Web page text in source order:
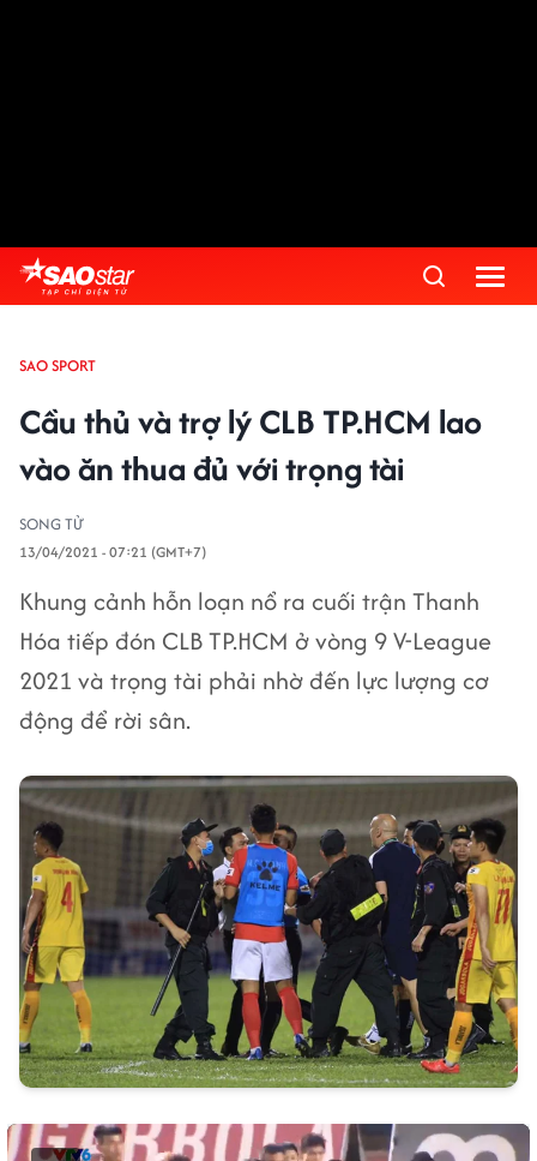
SAO SPORT
Cầu thủ và trợ lý CLB TP.HCM lao
vào ăn thua đủ với trọng tài
SONG TỬ
13/04/2021 - 07:21 (GMT+7)
Khung cảnh hỗn loạn nổ ra cuối trận Thanh
Hóa tiếp đón CLB TP.HCM ở vòng 9 V-League
2021 và trọng tài phải nhờ đến lực lượng cơ
động để rời sân.